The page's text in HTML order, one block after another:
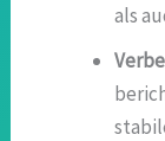
als